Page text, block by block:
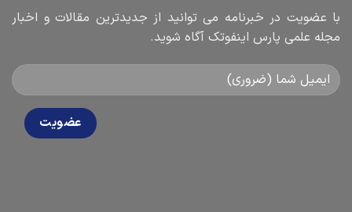
با عضویت در خبرنامه می توانید از جدیدترین مقالات و اخبار
مجله علمی پارس اینفوتک آگاه شوید.